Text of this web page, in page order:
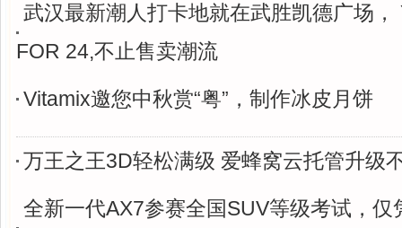
武汉最新潮人打卡地就在武胜凯德广场，
FOR 24,不止售卖潮流
Vitamix邀您中秋赏“粤”，制作冰皮月饼
万王之王3D轻松满级 爱蜂窝云托管升级
全新一代AX7参赛全国SUV等级考试，仅